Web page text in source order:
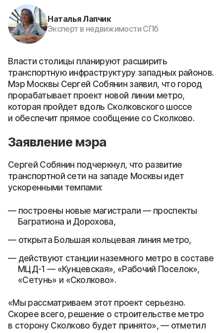
Наталья Лапчик
Эксперт в недвижимости СПб
Власти столицы планируют расширить
транспортную инфраструктуру западных районов.
Мэр Москвы Сергей Собянин заявил, что город
прорабатывает проект новой линии метро,
которая пройдет вдоль Сколковского шоссе
и обеспечит прямое сообщение со Сколково.
Заявление мэра
Сергей Собянин подчеркнул, что развитие
транспортной сети на западе Москвы идет
ускоренными темпами:
построены новые магистрали — проспекты
Багратиона и Дорохова,
открыта Большая кольцевая линия метро,
действуют станции наземного метро в составе
МЦД-1 — «Кунцевская», «Рабочий Поселок»,
«Сетунь» и «Сколково».
«Мы рассматриваем этот проект серьезно.
Скорее всего, решение о строительстве метро
в сторону Сколково будет принято», — отметил